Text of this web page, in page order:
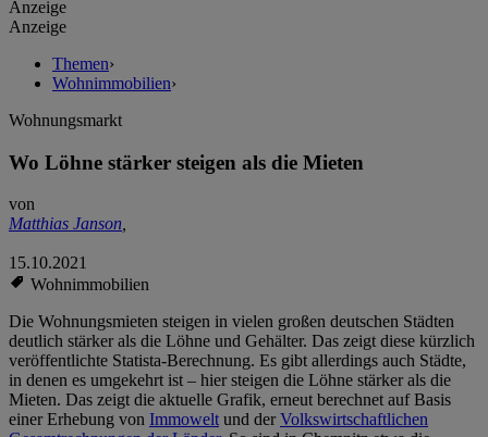
Anzeige
Anzeige
Themen›
Wohnimmobilien›
Wohnungsmarkt
Wo Löhne stärker steigen als die Mieten
von
Matthias Janson,
15.10.2021
Wohnimmobilien
Die Wohnungsmieten steigen in vielen großen deutschen Städten
deutlich stärker als die Löhne und Gehälter. Das zeigt diese kürzlich
veröffentlichte Statista-Berechnung. Es gibt allerdings auch Städte,
in denen es umgekehrt ist – hier steigen die Löhne stärker als die
Mieten. Das zeigt die aktuelle Grafik, erneut berechnet auf Basis
einer Erhebung von Immoweltund derVolkswirtschaftlichen